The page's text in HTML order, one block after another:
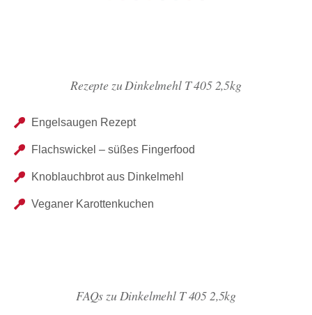
Rezepte zu Dinkelmehl T 405 2,5kg
Engelsaugen Rezept
Flachswickel – süßes Fingerfood
Knoblauchbrot aus Dinkelmehl
Veganer Karottenkuchen
FAQs zu Dinkelmehl T 405 2,5kg